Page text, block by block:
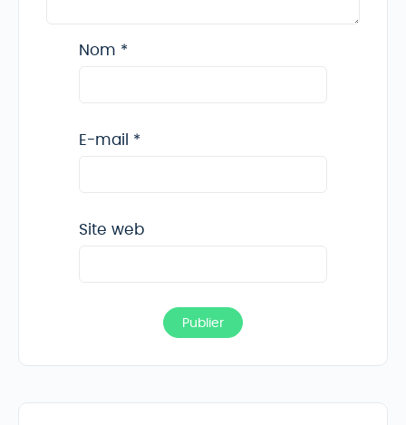
Nom *
E-mail *
Site web